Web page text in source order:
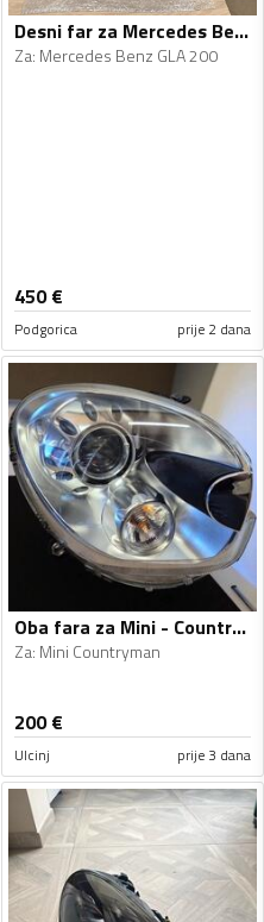
Desni far za Mercedes Benz - GLA 200 - 2022-2026
Za: Mercedes Benz GLA 200
450€
Podgorica prije 2 dana
Oba fara za Mini - Countryman - 2010-2016
Za: Mini Countryman
200€
Ulcinj prije 3 dana